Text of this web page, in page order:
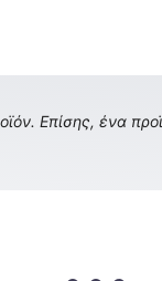
Επίσης, ένα